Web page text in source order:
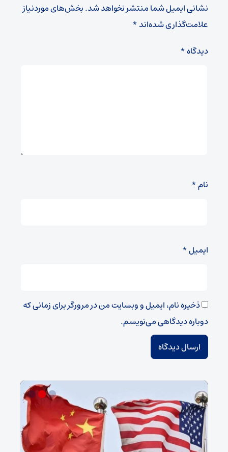
نشانی ایمیل شما منتشر نخواهد شد.بخش‌های موردنیاز
علامت‌گذاری شده‌اند*
دیدگاه*
نام*
ایمیل*
ذخیره نام، ایمیل و وبسایت من در مرورگر برای زمانی که
دوباره دیدگاهی می‌نویسم.